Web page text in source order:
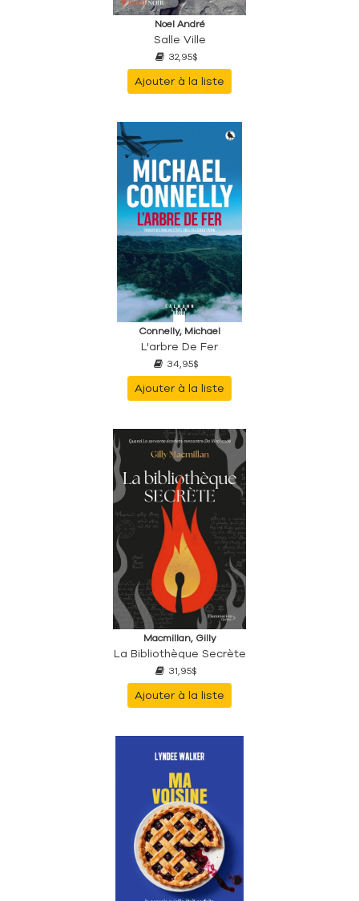
Noel André
Salle Ville
32,95$
Ajouter à la liste
Connelly, Michael
L'arbre De Fer
34,95$
Ajouter à la liste
Macmillan, Gilly
La Bibliothèque Secrète
31,95$
Ajouter à la liste